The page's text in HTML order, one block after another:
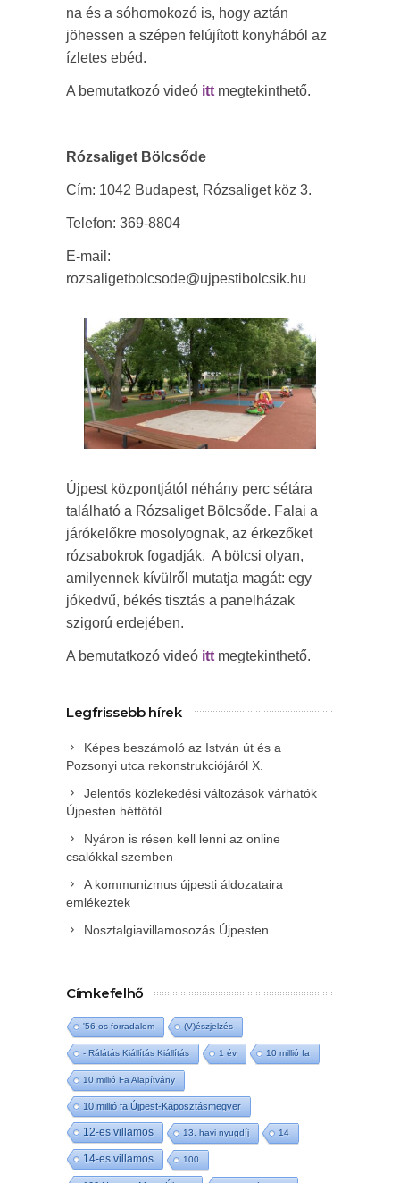
na és a sóhomokozó is, hogy aztán
jöhessen a szépen felújított konyhából az
ízletes ebéd.
A bemutatkozó videó itt megtekinthető.
Rózsaliget Bölcsőde
Cím: 1042 Budapest, Rózsaliget köz 3.
Telefon: 369-8804
E-mail:
rozsaligetbolcsode@ujpestibolcsik.hu
Újpest központjától néhány perc sétára
található a Rózsaliget Bölcsőde. Falai a
járókelőkre mosolyognak, az érkezőket
rózsabokrok fogadják. A bölcsi olyan,
amilyennek kívülről mutatja magát: egy
jókedvű, békés tisztás a panelházak
szigorú erdejében.
A bemutatkozó videó itt megtekinthető.
Legfrissebb hírek
Képes beszámoló az István út és a
Pozsonyi utca rekonstrukciójáról X.
Jelentős közlekedési változások várhatók
Újpesten hétfőtől
Nyáron is résen kell lenni az online
csalókkal szemben
A kommunizmus újpesti áldozataira
emlékeztek
Nosztalgiavillamosozás Újpesten
Címkefelhő
'56-os forradalom (V)észjelzés
- Rálátás Kiállítás Kiállítás 1 év 10 millió fa
10 millió Fa Alapítvány
10 millió fa Újpest-Káposztásmegyer
12-es villamos 13. havi nyugdíj 14
14-es villamos 100